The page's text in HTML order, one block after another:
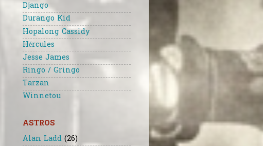
Django
Durango Kid
Hopalong Cassidy
Hércules
Jesse James
Ringo / Gringo
Tarzan
Winnetou
ASTROS
Alan Ladd (26)